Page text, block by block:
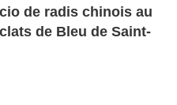
de radis chinois au
de Bleu de Saint-